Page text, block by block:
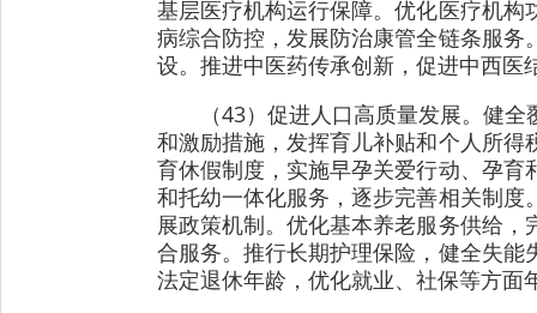
基层医疗机构运行保障。优化医疗机
病综合防控，发展防治康管全链条服
设。推进中医药传承创新，促进中西
（43）促进人口高质量发展。健
和激励措施，发挥育儿补贴和个人所
育休假制度，实施早孕关爱行动、孕
和托幼一体化服务，逐步完善相关制
展政策机制。优化基本养老服务供给
合服务。推行长期护理保险，健全失
法定退休年龄，优化就业、社保等方